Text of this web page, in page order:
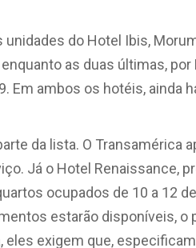
do Hotel Ibis,
as duas últimas, por
Em ambos os hotéis, ainda
da lista. O Transamérica
Já o Hotel Renaissance,
ocupados de 10 a 12
estarão disponíveis, o
eles exigem que,